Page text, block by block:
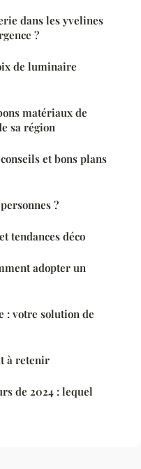
dans les yvelines
?
de luminaire
matériaux de
sa région
et bons plans
?
tendances déco
adopter un
: votre solution de
à retenir
de 2024 : lequel